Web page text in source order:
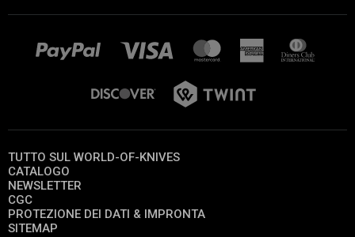
TUTTO SUL WORLD-OF-KNIVES
CATALOGO
NEWSLETTER
CGC
PROTEZIONE DEI DATI & IMPRONTA
SITEMAP